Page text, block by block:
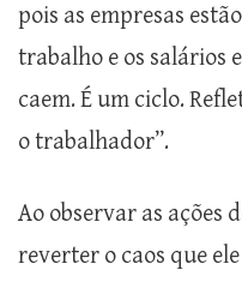
pois as empresas
trabalho e os salários
caem. É um ciclo.
o trabalhador”.
Ao observar as ações
reverter o caos que